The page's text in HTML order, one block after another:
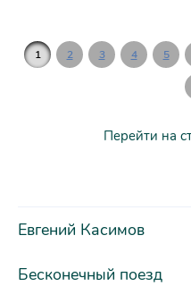
1 2 3 4 5
Перейти на
Евгений Касимов
Бесконечный поезд